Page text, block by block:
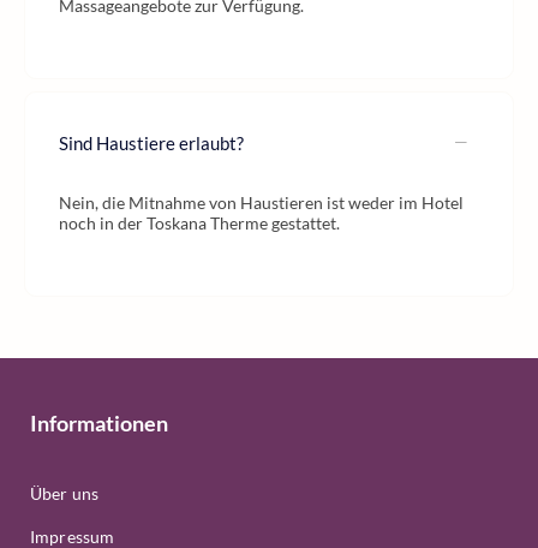
Massageangebote zur Verfügung.
Sind Haustiere erlaubt?
Nein, die Mitnahme von Haustieren ist weder im Hotel
noch in der Toskana Therme gestattet.
Informationen
Über uns
Impressum